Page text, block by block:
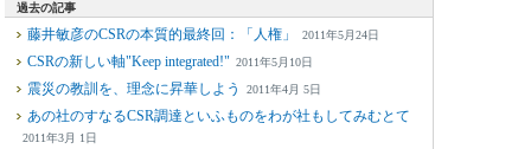
過去の記事
藤井敏彦のCSRの本質的最終回：「人権」 2011年5月24日
CSRの新しい軸"Keep integrated!" 2011年5月10日
震災の教訓を、理念に昇華しよう 2011年4月 5日
あの社のすなるCSR調達といふものをわが社もしてみむとて
2011年3月 1日